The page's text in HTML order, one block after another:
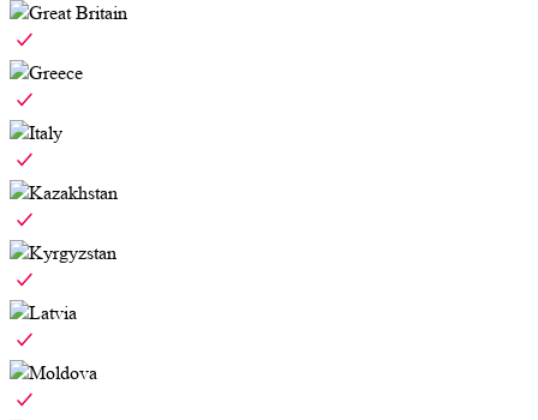
Great Britain
Greece
Italy
Kazakhstan
Kyrgyzstan
Latvia
Moldova